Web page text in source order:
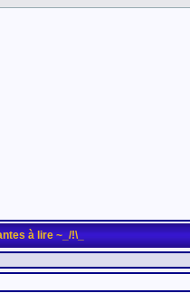
à lire ~_/!\_